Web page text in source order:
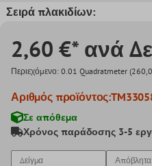
Σειρά πλακιδίων:
2,60 €* ανά
Περιεχόμενο: 0.01 Quadratmeter
Αριθμός προϊόντος:
Σε απόθεμα
Χρόνος παράδοσης 3-5
Δείγμα Απόβλητα